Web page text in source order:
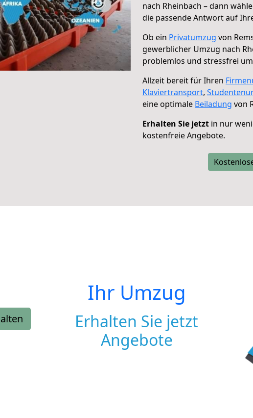
nach Rheinbach – dann
die passende Antwort auf
Ob ein Privatumzug von
gewerblicher Umzug nach
problemlos und stressfrei
Allzeit bereit für Ihren
Klaviertransport,
eine optimale Beiladung von
Erhalten Sie jetzt in nur
kostenfreie Angebote.
Ihr Umzug
Erhalten Sie jetzt
Angebote